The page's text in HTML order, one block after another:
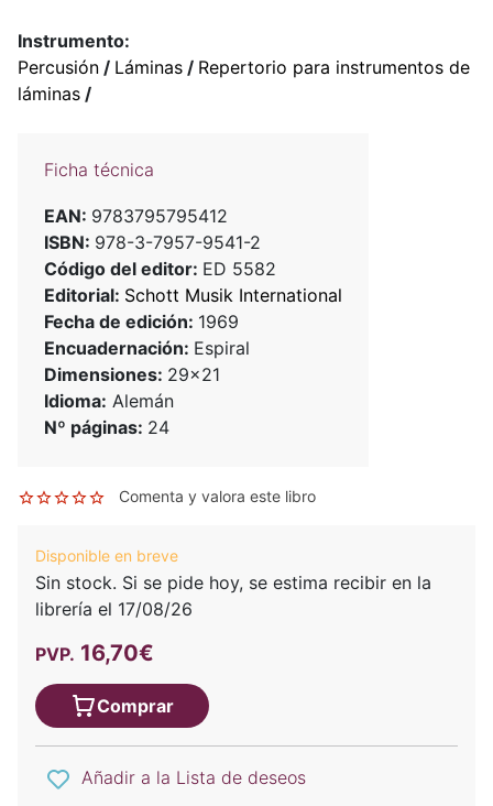
Instrumento:
Percusión / Láminas / Repertorio para instrumentos de
láminas /
Ficha técnica
EAN: 9783795795412
ISBN: 978-3-7957-9541-2
Código del editor: ED 5582
Editorial: Schott Musik International
Fecha de edición: 1969
Encuadernación: Espiral
Dimensiones: 29x21
Idioma: Alemán
Nº páginas: 24
Comenta y valora este libro
Disponible en breve
Sin stock. Si se pide hoy, se estima recibir en la
librería el 17/08/26
PVP. 16,70€
Comprar
Añadir a la Lista de deseos